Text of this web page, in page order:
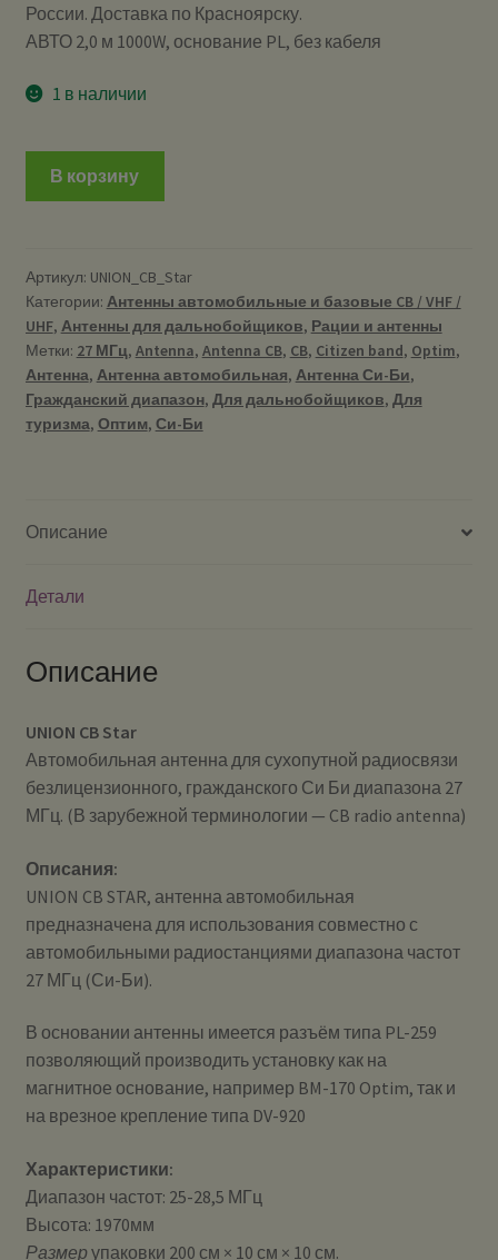
России. Доставка по Красноярску.
АВТО 2,0 м 1000W, основание PL, без кабеля
1 в наличии
В корзину
Артикул: UNION_CB_Star
Категории: Антенны автомобильные и базовые CB / VHF /
UHF, Антенны для дальнобойщиков, Рации и антенны
Метки: 27 МГц, Antenna, Antenna CB, CB, Citizen band, Optim,
Антенна, Антенна автомобильная, Антенна Си-Би,
Гражданский диапазон, Для дальнобойщиков, Для
туризма, Оптим, Си-Би
Описание
Детали
Описание
UNION CB Star
Автомобильная антенна для сухопутной радиосвязи
безлицензионного, гражданского Си Би диапазона 27
МГц. (В зарубежной терминологии — CB radio antenna)
Описания:
UNION CB STAR, антенна автомобильная
предназначена для использования совместно с
автомобильными радиостанциями диапазона частот
27 МГц (Си-Би).
В основании антенны имеется разъём типа PL-259
позволяющий производить установку как на
магнитное основание, например BM-170 Optim, так и
на врезное крепление типа DV-920
Характеристики:
Диапазон частот: 25-28,5 МГц
Высота: 1970мм
Размерупаковки 200 см × 10 см × 10 см.